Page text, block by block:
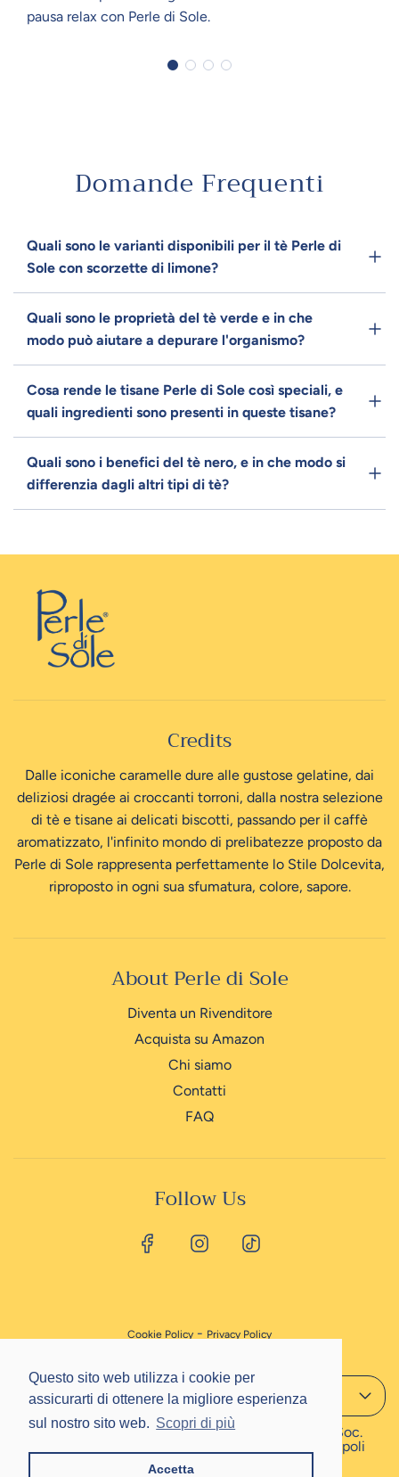
Questo sito web utilizza i cookie per
assicurarti di ottenere la migliore esperienza
sul nostro sito web. Scopri di più
Accetta
Questo sito web utilizza i cookie per
assicurarti di ottenere la migliore esperienza
sul nostro sito web. Scopri di più
Accetta
pausa relax con Perle di Sole.
Domande Frequenti
Quali sono le varianti disponibili per il tè Perle di
Sole con scorzette di limone?
Quali sono le proprietà del tè verde e in che
modo può aiutare a depurare l'organismo?
Cosa rende le tisane Perle di Sole così speciali, e
quali ingredienti sono presenti in queste tisane?
Quali sono i benefici del tè nero, e in che modo si
differenzia dagli altri tipi di tè?
Credits
Dalle iconiche caramelle dure alle gustose gelatine, dai
deliziosi dragée ai croccanti torroni, dalla nostra selezione
di tè e tisane ai delicati biscotti, passando per il caffè
aromatizzato, l'infinito mondo di prelibatezze proposto da
Perle di Sole rappresenta perfettamente lo Stile Dolcevita,
riproposto in ogni sua sfumatura, colore, sapore.
About Perle di Sole
Diventa un Rivenditore
Acquista su Amazon
Chi siamo
Contatti
FAQ
Follow Us
Cookie Policy - Privacy Policy
Italiano
© 2024 Papillon Srl · P.IVA 02793251212 · Cap. Soc.
Euro 156.000,00 int. ver. · Registro Imprese di Napoli
CCIAA (NA) 517912